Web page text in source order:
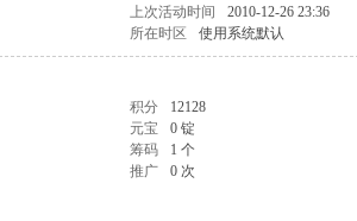
上次活动时间
2010-12-26 23:36
所在时区 使用系统默认
积分
12128
元宝
0 锭
筹码
1 个
推广
0 次